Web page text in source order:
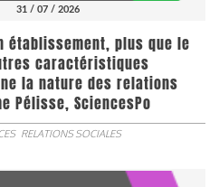
31 / 07 / 2026
établissement, plus que le
caractéristiques
la nature des relations
Pélisse, SciencesPo
RELATIONS SOCIALES